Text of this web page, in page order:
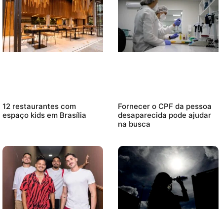
12 restaurantes com
espaço kids em Brasília
Fornecer o CPF da pessoa
desaparecida pode ajudar
na busca